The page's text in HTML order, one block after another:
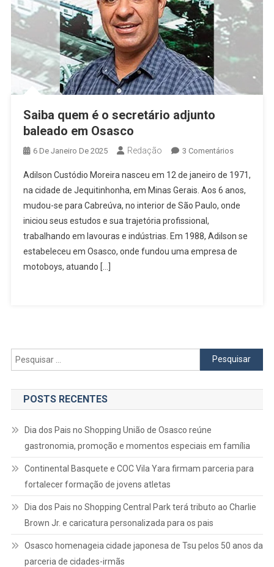
Saiba quem é o secretário adjunto
baleado em Osasco
6 De Janeiro De 2025 Redação 3 ComentáriosEm
Quem
É
O
Adjunto
Baleado
Adilson Custódio Moreira nasceu em 12 de janeiro de 1971,
na cidade de Jequitinhonha, em Minas Gerais. Aos 6 anos,
mudou-se para Cabreúva, no interior de São Paulo, onde
iniciou seus estudos e sua trajetória profissional,
trabalhando em lavouras e indústrias. Em 1988, Adilson se
estabeleceu em Osasco, onde fundou uma empresa de
motoboys, atuando […]
Pesquisar
por:
POSTS RECENTES
Dia dos Pais no Shopping União de Osasco reúne
gastronomia, promoção e momentos especiais em família
Continental Basquete e COC Vila Yara firmam parceria para
fortalecer formação de jovens atletas
Dia dos Pais no Shopping Central Park terá tributo ao Charlie
Brown Jr. e caricatura personalizada para os pais
Osasco homenageia cidade japonesa de Tsu pelos 50 anos da
parceria de cidades-irmãs